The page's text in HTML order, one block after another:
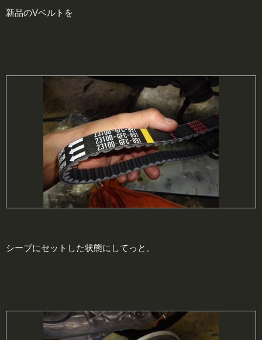
新品のVベルトを
シーブにセットした状態にしてっと。